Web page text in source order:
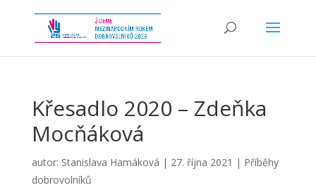
Křesadlo 2020 – Zdeňka
Mocňáková
autor: Stanislava Hamáková | 27. října 2021 | Příběhy
dobrovolníků